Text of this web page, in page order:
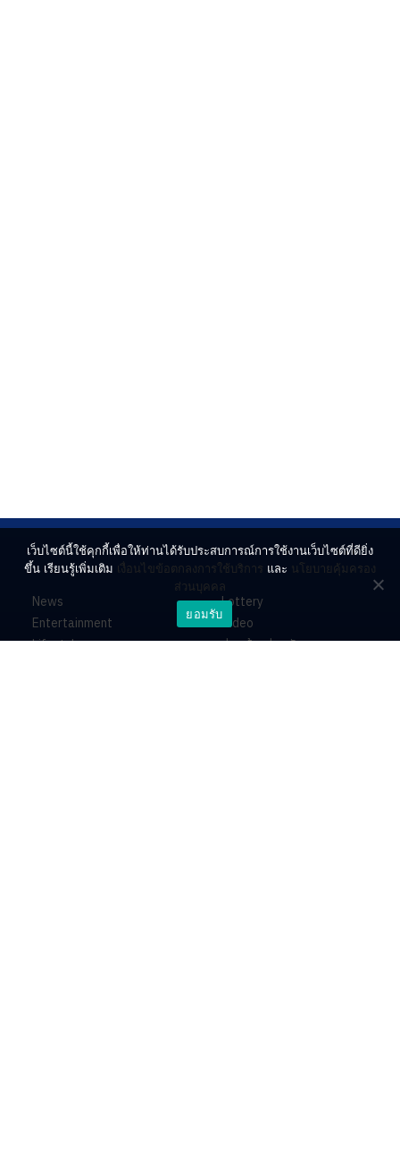
News
Entertainment
Lifestyle
Lottery
Video
ร่วมด้วยช่วยกัน
เว็บไซต์นี้ใช้คุกกี้เพื่อให้ท่านได้รับประสบการณ์การใช้งานเว็บไซต์ที่ดียิ่ง
ขึ้น เรียนรู้เพิ่มเติม เงื่อนไขข้อตกลงการใช้บริการ และ นโยบายคุ้มครอง
ส่วนบุคคล
ยอมรับ